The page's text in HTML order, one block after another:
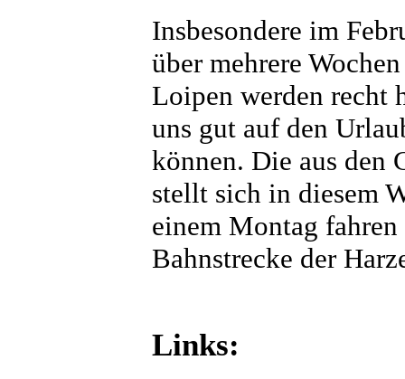
Insbesondere im
über mehrere
Loipen werden recht
uns gut auf den
können. Die aus den
stellt sich in diesem
einem Montag
Bahnstrecke der
Links: